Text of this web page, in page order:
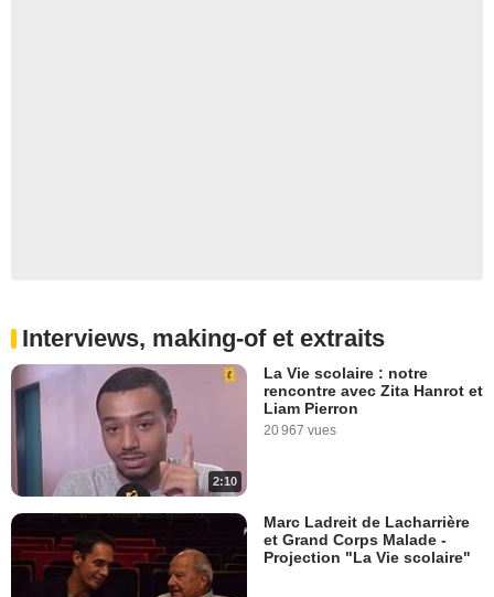
Interviews, making-of et extraits
2:10
La Vie scolaire : notre
rencontre avec Zita Hanrot et
Liam Pierron
20 967 vues
Marc Ladreit de Lacharrière
et Grand Corps Malade -
Projection "La Vie scolaire"